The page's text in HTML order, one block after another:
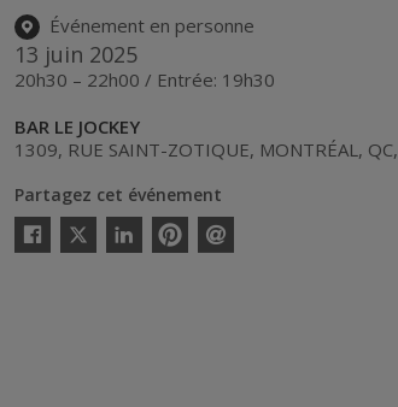
Événement en personne
13 juin 2025
20h30 – 22h00 / Entrée: 19h30
BAR LE JOCKEY
1309, RUE SAINT-ZOTIQUE, MONTRÉAL , QC,
Partagez cet événement
Facebook
Twitter
LinkedinPinterestEnvoyer